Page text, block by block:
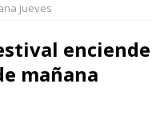
jueves
enciende
mañana